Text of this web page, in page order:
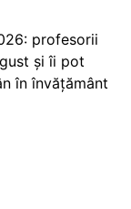
profesorii
și îi pot
în învățământ